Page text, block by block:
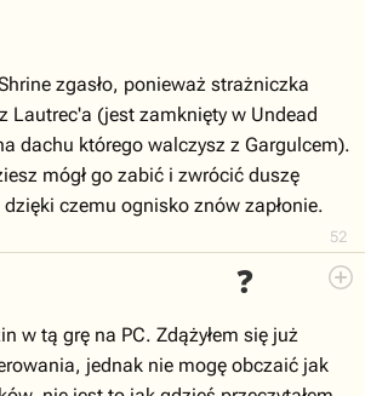
52
zgasło, ponieważ strażniczka
Lautrec'a (jest zamknięty w Undead
dachu którego walczysz z Gargulcem).
mógł go zabić i zwrócić duszę
dzięki czemu ognisko znów zapłonie.
❓
w tą grę na PC. Zdążyłem się już
jednak nie mogę obczaić jak